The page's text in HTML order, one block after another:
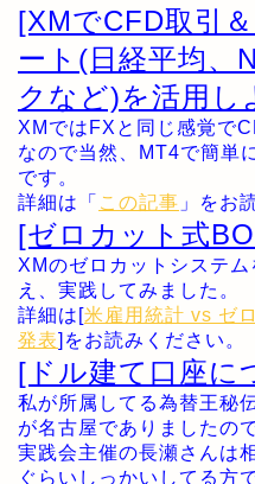
[XMでCFD取引
ート(日経平均、
クなど)を活用し
XMではFXと同じ感覚で
なので当然、MT4で簡単
です。
詳細は「 この記事 」をお
[ゼロカット式
XMのゼロカットシステ
え、実践してみました。
詳細は[米雇用統計 vs ゼ
発表]をお読みください。
[ドル建て口座に
私が所属してる為替王秘
が名古屋でありましたの
実践会主催の長瀬さんは
ぐらいしっかいしてる方